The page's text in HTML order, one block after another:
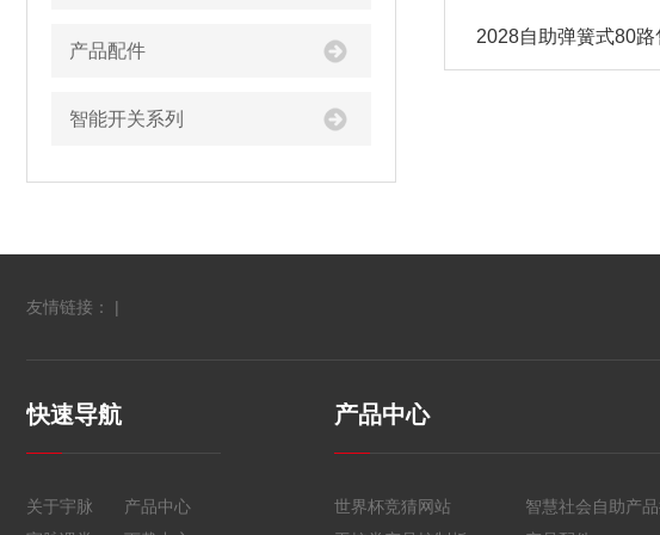
产品配件
智能开关系列
2028自助弹簧式80路
友情链接： |
快速导航
关于宇脉
产品中心
产品中心
世界杯竞猜网站
智慧社会自助产